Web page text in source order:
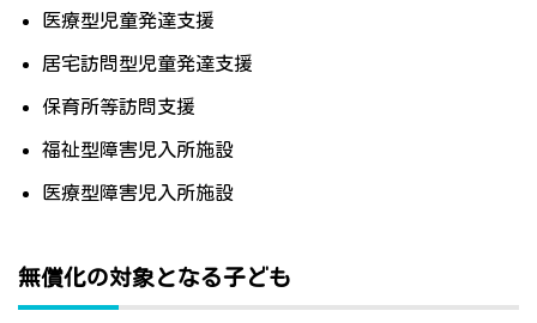
医療型児童発達支援
居宅訪問型児童発達支援
保育所等訪問支援
福祉型障害児入所施設
医療型障害児入所施設
無償化の対象となる子ども